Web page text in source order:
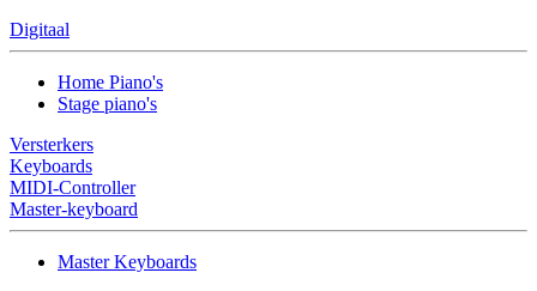
Digitaal
Home Piano's
Stage piano's
Versterkers
Keyboards
MIDI-Controller
Master-keyboard
Master Keyboards